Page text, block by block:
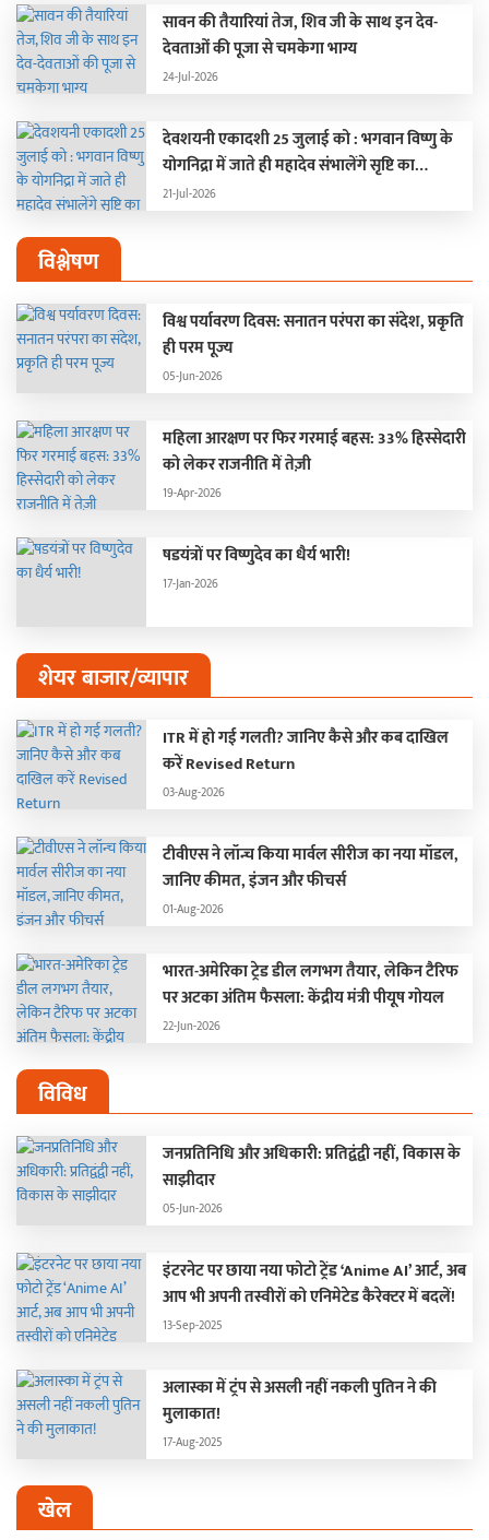
सावन की तैयारियां तेज, शिव जी के साथ इन देव-
देवताओं की पूजा से चमकेगा भाग्य
24-Jul-2026
देवशयनी एकादशी 25 जुलाई को : भगवान विष्णु के
योगनिद्रा में जाते ही महादेव संभालेंगे सृष्टि का
संचालन, चार महीने बंद रहेंगे मांगलिक कार्य
21-Jul-2026
विश्लेषण
विश्व पर्यावरण दिवस: सनातन परंपरा का संदेश, प्रकृति
ही परम पूज्य
05-Jun-2026
महिला आरक्षण पर फिर गरमाई बहस: 33% हिस्सेदारी
को लेकर राजनीति में तेज़ी
19-Apr-2026
षडयंत्रों पर विष्णुदेव का धैर्य भारी!
17-Jan-2026
शेयर बाजार/व्यापार
ITR में हो गई गलती? जानिए कैसे और कब दाखिल
करें Revised Return
03-Aug-2026
टीवीएस ने लॉन्च किया मार्वल सीरीज का नया मॉडल,
जानिए कीमत, इंजन और फीचर्स
01-Aug-2026
भारत-अमेरिका ट्रेड डील लगभग तैयार, लेकिन टैरिफ
पर अटका अंतिम फैसला: केंद्रीय मंत्री पीयूष गोयल
22-Jun-2026
विविध
जनप्रतिनिधि और अधिकारी: प्रतिद्वंद्वी नहीं, विकास के
साझीदार
05-Jun-2026
इंटरनेट पर छाया नया फोटो ट्रेंड ‘Anime AI’ आर्ट, अब
आप भी अपनी तस्वीरों को एनिमेटेड कैरेक्टर में बदलें!
13-Sep-2025
अलास्का में ट्रंप से असली नहीं नकली पुतिन ने की
मुलाकात!
17-Aug-2025
खेल